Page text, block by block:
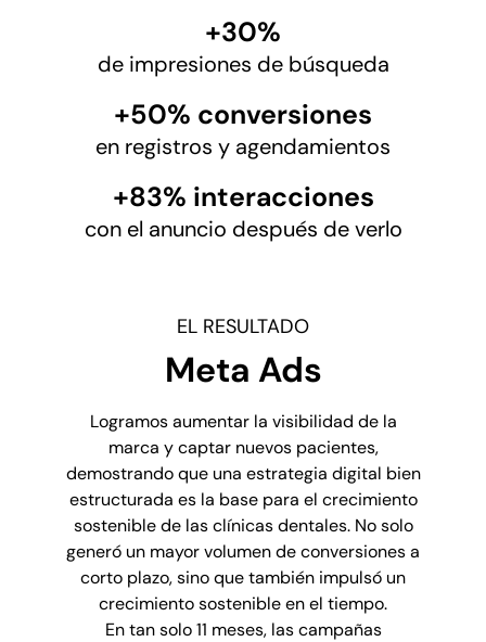
+30%
de impresiones de búsqueda
+50% conversiones
en registros y agendamientos
+83% interacciones
con el anuncio después de verlo
EL RESULTADO
Meta Ads
Logramos aumentar la visibilidad de la
marca y captar nuevos pacientes,
demostrando que una estrategia digital bien
estructurada es la base para el crecimiento
sostenible de las clínicas dentales. No solo
generó un mayor volumen de conversiones a
corto plazo, sino que también impulsó un
crecimiento sostenible en el tiempo.
En tan solo 11 meses, las campañas